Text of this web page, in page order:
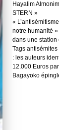
Hayalim
STERN »
«
notre humanité
dans une station
Tags
: les auteurs
12.000 Euros
Bagayoko